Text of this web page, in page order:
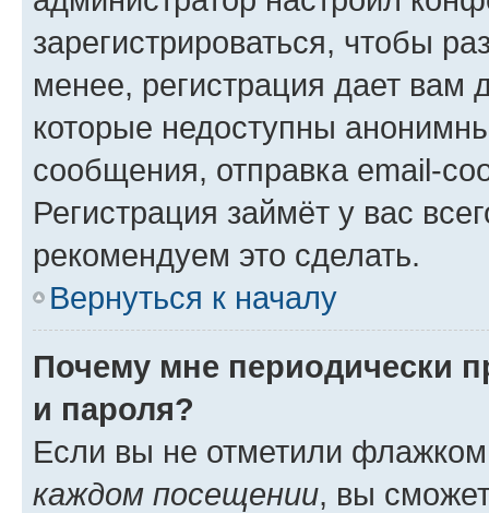
зарегистрироваться, чтобы
менее, регистрация дает вам
которые недоступны
сообщения, отправка email-
Регистрация займёт у вас
рекомендуем это сделать.
Вернуться к началу
Почему мне периодически
и пароля?
Если вы не отметили
каждом посещении, вы